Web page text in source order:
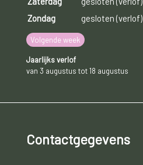
Zondag
gesloten (verlof)
Volgende week
Jaarlijks verlof
van 3 augustus tot 18 augustus
Contactgegevens